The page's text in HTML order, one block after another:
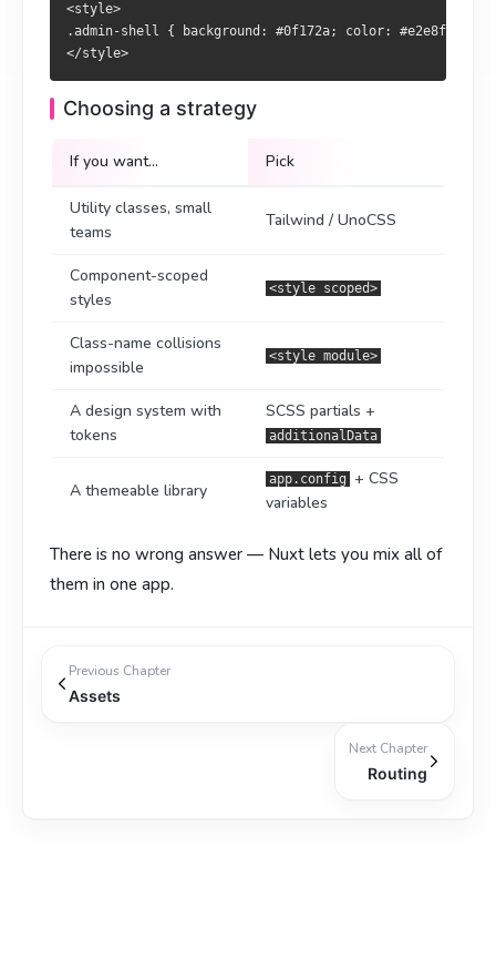
没有所谓“标准答案”，Nuxt 允许你在同一个项目里混着用。
可自訂主題 app.config + CSS 變數
沒有所謂「標準答案」，Nuxt 允許你於同一專案混合使用。
<style>
.admin-shell { background: #0f172a; color: #e2e8f0; }
Choosing a strategy
If you want… Pick
Utility classes, small
teams
Tailwind / UnoCSS
Component-scoped
styles
<style scoped>
Class-name collisions
impossible
<style module>
A design system with
tokens
SCSS partials +
additionalData
A themeable library
app.config + CSS
variables
There is no wrong answer — Nuxt lets you mix all of
them in one app.
Previous Chapter
Assets
Next Chapter
Routing